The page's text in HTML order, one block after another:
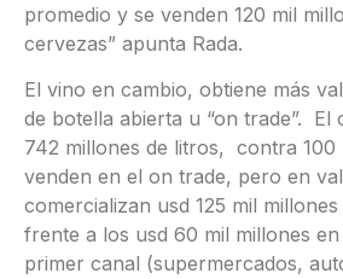
promedio y se venden 120 mil
cervezas” apunta Rada.
El vino en cambio, obtiene más
de botella abierta u “on trade”. El
742 millones de litros, contra 100
venden en el on trade, pero en
comercializan usd 125 mil
frente a los usd 60 mil millones
primer canal (supermercados,